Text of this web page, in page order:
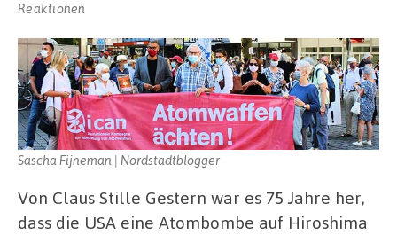
Reaktionen
Sascha Fijneman | Nordstadtblogger
Von Claus Stille Gestern war es 75 Jahre her,
dass die USA eine Atombombe auf Hiroshima